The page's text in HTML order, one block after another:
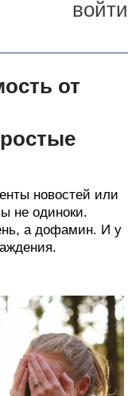
войти
от
новостей или
не одиноки.
а дофамин. И у